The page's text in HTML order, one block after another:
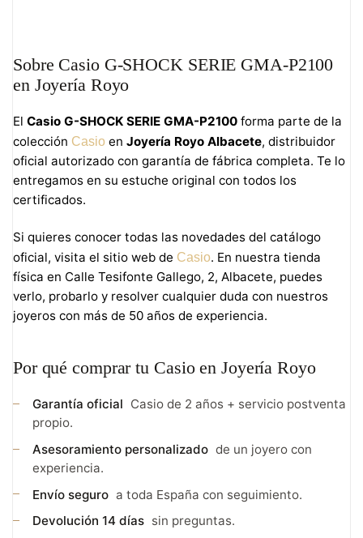
Sobre Casio G-SHOCK SERIE GMA-P2100
en Joyería Royo
El Casio G-SHOCK SERIE GMA-P2100 forma parte de la
colección Casio en Joyería Royo Albacete, distribuidor
oficial autorizado con garantía de fábrica completa. Te lo
entregamos en su estuche original con todos los
certificados.
Si quieres conocer todas las novedades del catálogo
oficial, visita el sitio web de Casio. En nuestra tienda
física en Calle Tesifonte Gallego, 2, Albacete, puedes
verlo, probarlo y resolver cualquier duda con nuestros
joyeros con más de 50 años de experiencia.
Por qué comprar tu Casio en Joyería Royo
Garantía oficial Casio de 2 años + servicio postventa
propio.
Asesoramiento personalizado de un joyero con
experiencia.
Envío seguro a toda España con seguimiento.
Devolución 14 días sin preguntas.